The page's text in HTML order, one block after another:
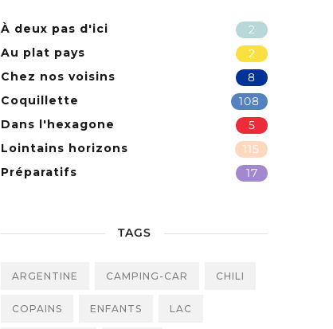
2
À deux pas d'ici
2
Au plat pays
8
Chez nos voisins
108
Coquillette
5
Dans l'hexagone
115
Lointains horizons
17
Préparatifs
TAGS
ARGENTINE CAMPING-CAR CHILI
COPAINS ENFANTS LAC